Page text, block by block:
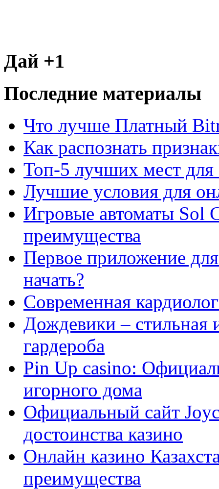
Дай +1
Последние материалы
Что лучше Платный
Как распознать
Топ-5 лучших мест для
Лучшие условия для
Игровые автоматы Sol
преимущества
Первое приложение
начать?
Современная
Дождевики – стильная
гардероба
Pin Up casino:
игорного дома
Официальный сайт
достоинства казино
Онлайн казино
преимущества